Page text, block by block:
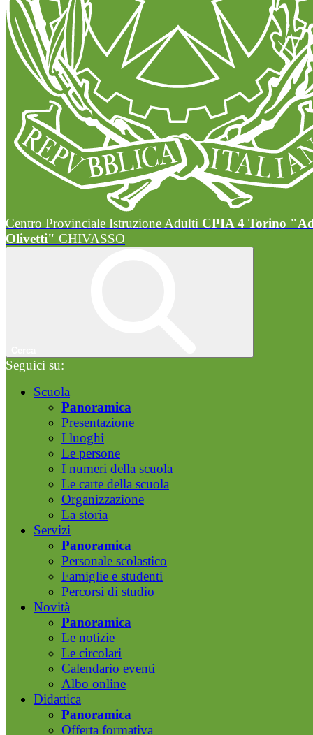
Centro Provinciale Istruzione Adulti CPIA 4 Torino
Olivetti" CHIVASSO
Seguici su:
Scuola
Panoramica
Presentazione
I luoghi
Le persone
I numeri della scuola
Le carte della scuola
Organizzazione
La storia
Servizi
Panoramica
Personale scolastico
Famiglie e studenti
Percorsi di studio
Novità
Panoramica
Le notizie
Le circolari
Calendario eventi
Albo online
Didattica
Panoramica
Offerta formativa